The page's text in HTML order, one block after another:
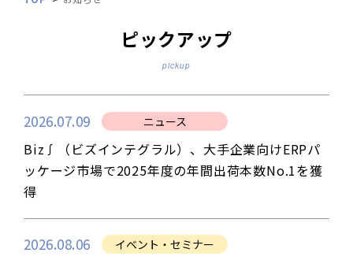
ピックアップ
pickup
2026.07.09 ニュース
Biz∫（ビズインテグラル）、大手企業向けERPパ
ッケージ市場で2025年度の年間出荷本数No.1を獲
得
2026.08.06 イベント・セミナー